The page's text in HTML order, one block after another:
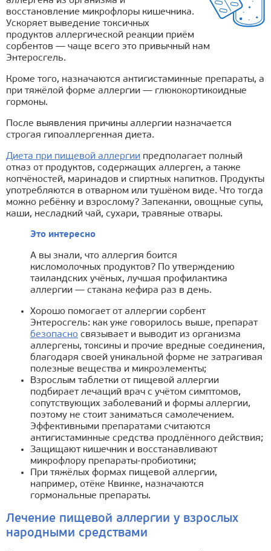
восстановление микрофлоры кишечника.
Ускоряет выведение токсичных
продуктов аллергической реакции приём
сорбентов — чаще всего это привычный нам
Энтеросгель.
Кроме того, назначаются антигистаминные препараты, а
при тяжёлой форме аллергии — глюкокортикоидные
гормоны.
После выявления причины аллергии назначается
строгая гипоаллергенная диета.
Диета при пищевой аллергии предполагает полный
отказ от продуктов, содержащих аллерген, а также
копчёностей, маринадов и спиртных напитков. Продукты
употребляются в отварном или тушёном виде. Что тогда
можно ребёнку и взрослому? Запеканки, овощные супы,
каши, несладкий чай, сухари, травяные отвары.
Это интересно
А вы знали, что аллергия боится
кисломолочных продуктов? По утверждению
таиландских учёных, лучшая профилактика
аллергии — стакана кефира раз в день.
Хорошо помогает от аллергии сорбент
Энтеросгель: как уже говорилось выше, препарат
безопасно связывает и выводит из организма
аллергены, токсины и прочие вредные соединения,
благодаря своей уникальной форме не затрагивая
полезные вещества и микроэлементы;
Взрослым таблетки от пищевой аллергии
подбирает лечащий врач с учётом симптомов,
сопутствующих заболеваний и формы аллергии,
поэтому не стоит заниматься самолечением.
Эффективными препаратами считаются
антигистаминные средства продлённого действия;
Защищают кишечник и восстанавливают
микрофлору препараты-пробиотики;
При тяжёлых формах пищевой аллергии,
например, отёке Квинке, назначаются
гормональные препараты.
Лечение пищевой аллергии у взрослых
народными средствами